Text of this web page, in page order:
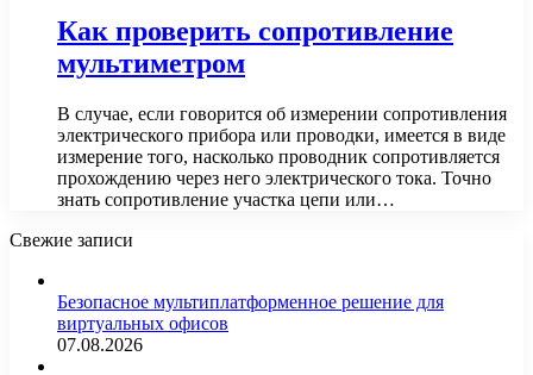
Как проверить сопротивление
мультиметром
В случае, если говорится об измерении сопротивления
электрического прибора или проводки, имеется в виде
измерение того, насколько проводник сопротивляется
прохождению через него электрического тока. Точно
знать сопротивление участка цепи или…
Свежие записи
Безопасное мультиплатформенное решение для
виртуальных офисов
07.08.2026